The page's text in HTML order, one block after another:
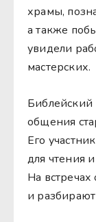
храмы,
а также
увидели
мастерских.
общения
Его
для чтения
На
и